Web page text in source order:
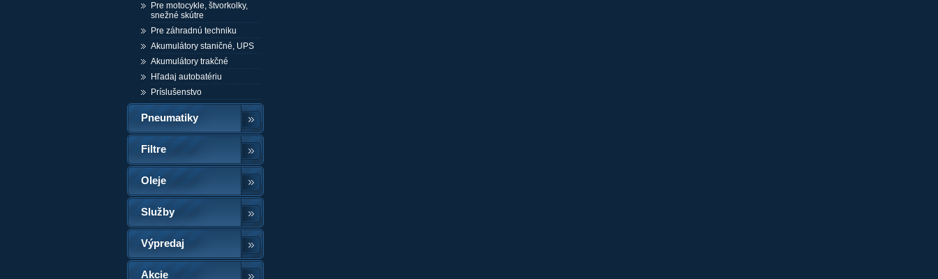
Pre motocykle, štvorkolky,
snežné skútre
Pre záhradnú techniku
Akumulátory staničné, UPS
Akumulátory trakčné
Hľadaj autobatériu
Príslušenstvo
Pneumatiky
Filtre
Oleje
Služby
Výpredaj
Akcie